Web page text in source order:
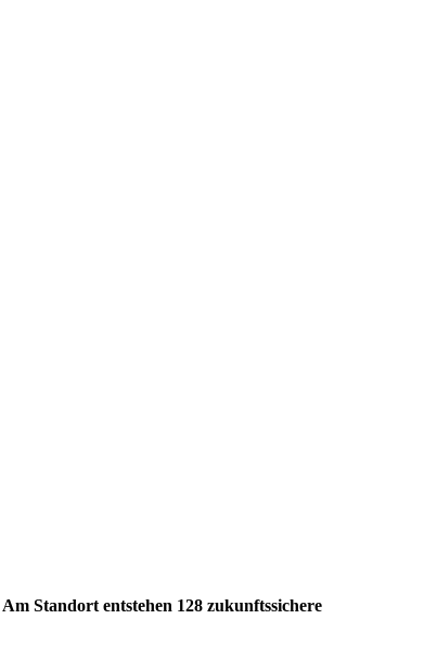
Am Standort entstehen 128 zukunftssichere